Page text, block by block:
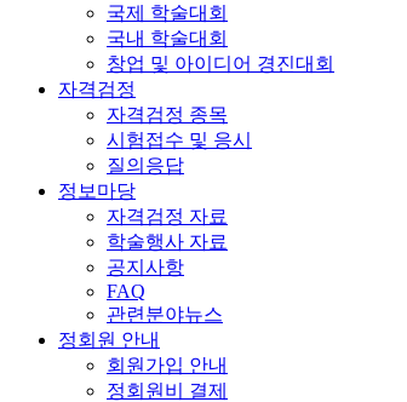
국제 학술대회
국내 학술대회
창업 및 아이디어 경진대회
자격검정
자격검정 종목
시험접수 및 응시
질의응답
정보마당
자격검정 자료
학술행사 자료
공지사항
FAQ
관련분야뉴스
정회원 안내
회원가입 안내
정회원비 결제